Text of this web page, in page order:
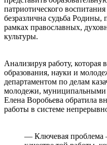
патриотического
безразлична судьба Родины,
рамках православных,
культуры.
Анализируя работу, которая
образования, науки и
департаментом по делам
молодежи, муниципальными
Елена Воробьева обратила
работы в системе
— Ключевая проблема